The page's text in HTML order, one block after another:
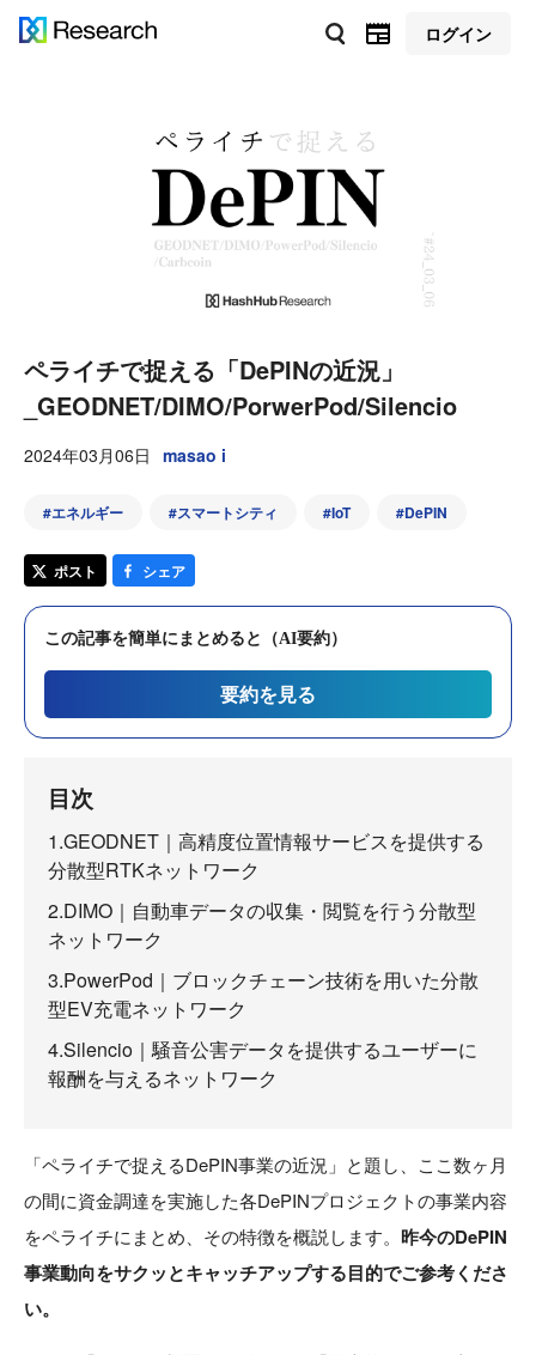
ログイン
ペライチで捉える「DePINの近況」
_GEODNET/DIMO/PorwerPod/Silencio
2024年03月06日 masao i
#エネルギー #スマートシティ #IoT #DePIN
ポスト シェア
この記事を簡単にまとめると（AI要約）
要約を見る
目次
1.GEODNET｜高精度位置情報サービスを提供する
分散型RTKネットワーク
2.DIMO｜自動車データの収集・閲覧を行う分散型
ネットワーク
3.PowerPod｜ブロックチェーン技術を用いた分散
型EV充電ネットワーク
4.Silencio｜騒音公害データを提供するユーザーに
報酬を与えるネットワーク
「ペライチで捉えるDePIN事業の近況」と題し、ここ数ヶ月
の間に資金調達を実施した各DePINプロジェクトの事業内容
をペライチにまとめ、その特徴を概説します。 昨今のDePIN
事業動向をサクッとキャッチアップする目的でご参考くださ
い。